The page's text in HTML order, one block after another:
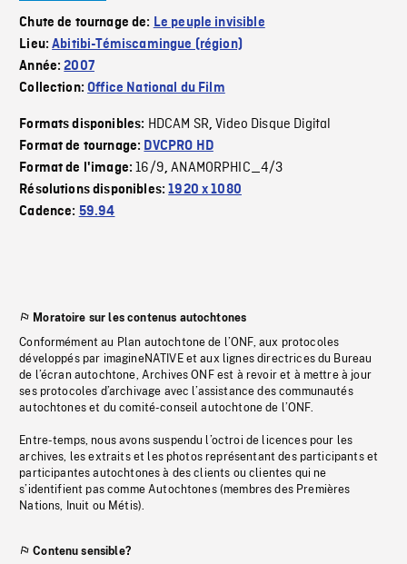
Chute de tournage de: Le peuple invisible
Lieu:Abitibi-Témiscamingue (région)
Année:2007
Collection:Office National du Film
Formats disponibles: HDCAM SR,Video Disque Digital
Format de tournage: DVCPRO HD
Format de l'image:16/9,ANAMORPHIC_4/3
Résolutions disponibles:1920 x 1080
Cadence: 59.94
Moratoire sur les contenus autochtones
Conformément au Plan autochtone de l’ONF, aux protocoles
développés par imagineNATIVE et aux lignes directrices du Bureau
de l’écran autochtone, Archives ONF est à revoir et à mettre à jour
ses protocoles d’archivage avec l’assistance des communautés
autochtones et du comité-conseil autochtone de l’ONF.
Entre-temps, nous avons suspendu l’octroi de licences pour les
archives, les extraits et les photos représentant des participants et
participantes autochtones à des clients ou clientes qui ne
s’identifient pas comme Autochtones (membres des Premières
Nations, Inuit ou Métis).
Contenu sensible?